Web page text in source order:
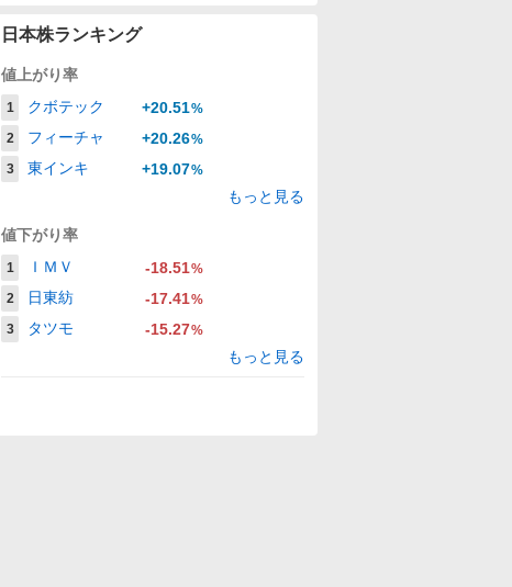
日本株ランキング
値上がり率
1 クボテック +20.51%
2
フィーチャ +20.26%
3
東インキ +19.07%
もっと見る
値下がり率
1 ＩＭＶ -18.51%
2
日東紡 -17.41%
3
タツモ -15.27%
もっと見る